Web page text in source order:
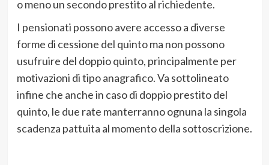
o meno un secondo prestito al richiedente.
I pensionati possono avere accesso a diverse
forme di cessione del quinto ma non possono
usufruire del doppio quinto, principalmente per
motivazioni di tipo anagrafico. Va sottolineato
infine che anche in caso di doppio prestito del
quinto, le due rate manterranno ognuna la singola
scadenza pattuita al momento della sottoscrizione.